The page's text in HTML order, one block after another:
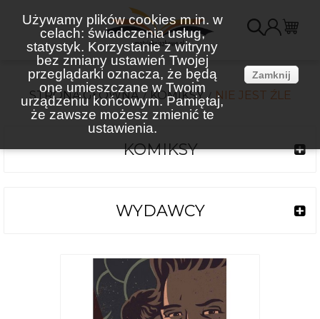
Używamy plików cookies m.in. w
celach: świadczenia usług,
statystyk. Korzystanie z witryny
bez zmiany ustawień Twojej
przeglądarki oznacza, że będą
one umieszczane w Twoim
urządzeniu końcowym. Pamiętaj,
że zawsze możesz zmienić te
ustawienia.
Zamknij
STRONA GŁÓWNA KOMIKSY NIE JEST ŹLE
KOMIKSY
WYDAWCY